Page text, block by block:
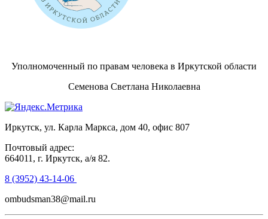
Уполномоченный по правам человека в Иркутской области
Семенова Светлана Николаевна
Иркутск, ул. Карла Маркса, дом 40, офис 807
Почтовый адрес:
664011, г. Иркутск, а/я 82.
8 (3952) 43-14-06
ombudsman38@mail.ru